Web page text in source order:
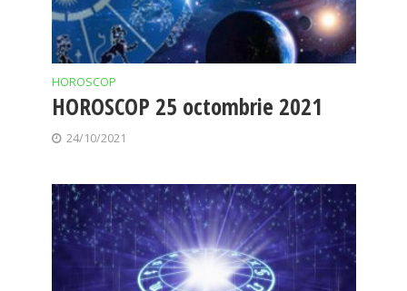
HOROSCOP
HOROSCOP 25 octombrie 2021
24/10/2021